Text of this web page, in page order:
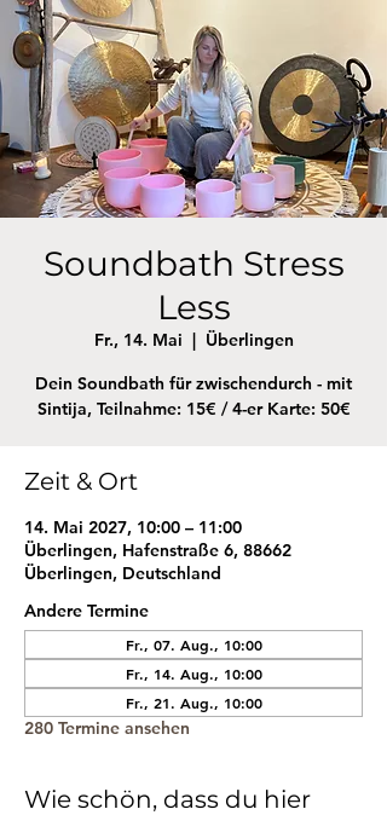
Soundbath Stress
Less
Fr., 14. Mai
  |
Überlingen
Dein Soundbath für zwischendurch - mit
Sintija, Teilnahme: 15€ / 4-er Karte: 50€
Zeit & Ort
14. Mai 2027, 10:00 – 11:00
Überlingen, Hafenstraße 6, 88662
Überlingen, Deutschland
Andere Termine
Fr., 07. Aug., 10:00
Fr., 14. Aug., 10:00
Fr., 21. Aug., 10:00
280 Termine ansehen
Wie schön, dass du hier